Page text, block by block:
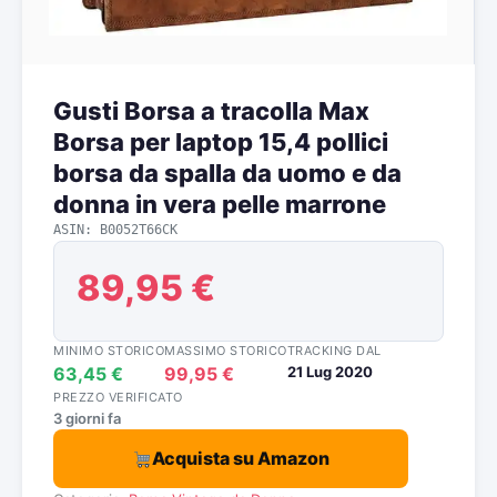
Gusti Borsa a tracolla Max
Borsa per laptop 15,4 pollici
borsa da spalla da uomo e da
donna in vera pelle marrone
ASIN: B0052T66CK
89,95 €
MINIMO STORICO
63,45 €
MASSIMO STORICO
99,95 €
TRACKING DAL
21 Lug 2020
PREZZO VERIFICATO
3 giorni fa
Acquista su Amazon